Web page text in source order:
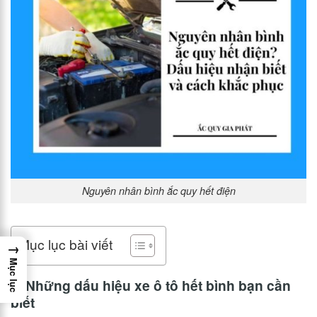
Nguyên nhân bình ắc quy hết điện
Mục lục bài viết
1. Những dấu hiệu xe ô tô hết bình bạn cần
biết
→
Mục lục